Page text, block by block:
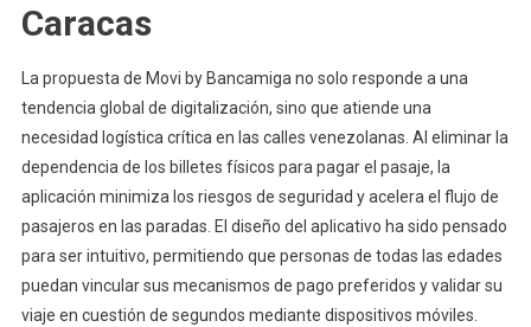
Caracas
La propuesta de Movi by Bancamiga no solo responde a una
tendencia global de digitalización, sino que atiende una
necesidad logística crítica en las calles venezolanas. Al eliminar la
dependencia de los billetes físicos para pagar el pasaje, la
aplicación minimiza los riesgos de seguridad y acelera el flujo de
pasajeros en las paradas. El diseño del aplicativo ha sido pensado
para ser intuitivo, permitiendo que personas de todas las edades
puedan vincular sus mecanismos de pago preferidos y validar su
viaje en cuestión de segundos mediante dispositivos móviles.